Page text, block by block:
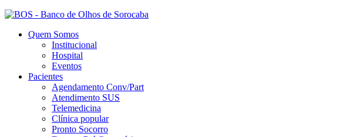
Quem Somos
Institucional
Hospital
Eventos
Pacientes
Agendamento Conv/Part
Atendimento SUS
Telemedicina
Clínica popular
Pronto Socorro